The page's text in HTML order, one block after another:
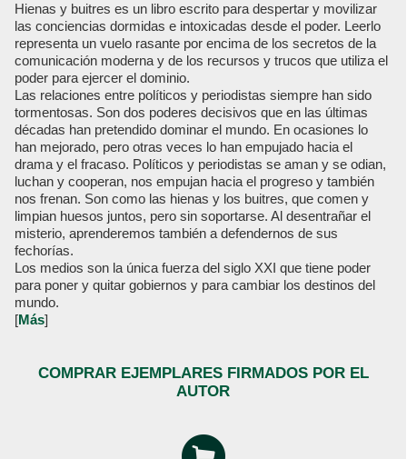
Hienas y buitres es un libro escrito para despertar y movilizar
las conciencias dormidas e intoxicadas desde el poder. Leerlo
representa un vuelo rasante por encima de los secretos de la
comunicación moderna y de los recursos y trucos que utiliza el
poder para ejercer el dominio.
Las relaciones entre políticos y periodistas siempre han sido
tormentosas. Son dos poderes decisivos que en las últimas
décadas han pretendido dominar el mundo. En ocasiones lo
han mejorado, pero otras veces lo han empujado hacia el
drama y el fracaso. Políticos y periodistas se aman y se odian,
luchan y cooperan, nos empujan hacia el progreso y también
nos frenan. Son como las hienas y los buitres, que comen y
limpian huesos juntos, pero sin soportarse. Al desentrañar el
misterio, aprenderemos también a defendernos de sus
fechorías.
Los medios son la única fuerza del siglo XXI que tiene poder
para poner y quitar gobiernos y para cambiar los destinos del
mundo.
[Más]
COMPRAR EJEMPLARES FIRMADOS POR EL
AUTOR